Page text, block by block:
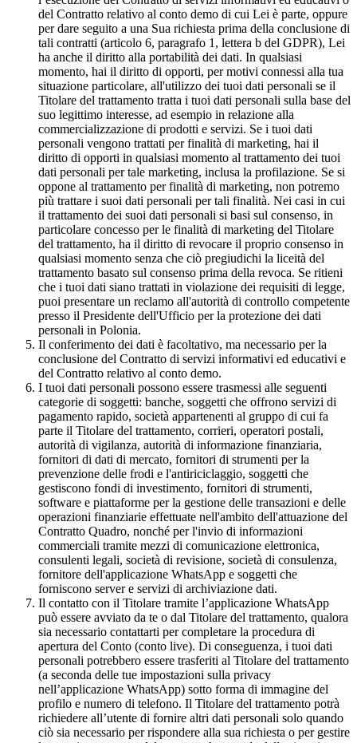
del Contratto relativo al conto demo di cui Lei è parte, oppure
per dare seguito a una Sua richiesta prima della conclusione di
tali contratti (articolo 6, paragrafo 1, lettera b del GDPR), Lei
ha anche il diritto alla portabilità dei dati. In qualsiasi
momento, hai il diritto di opporti, per motivi connessi alla tua
situazione particolare, all'utilizzo dei tuoi dati personali se il
Titolare del trattamento tratta i tuoi dati personali sulla base del
suo legittimo interesse, ad esempio in relazione alla
commercializzazione di prodotti e servizi. Se i tuoi dati
personali vengono trattati per finalità di marketing, hai il
diritto di opporti in qualsiasi momento al trattamento dei tuoi
dati personali per tale marketing, inclusa la profilazione. Se si
oppone al trattamento per finalità di marketing, non potremo
più trattare i suoi dati personali per tali finalità. Nei casi in cui
il trattamento dei suoi dati personali si basi sul consenso, in
particolare concesso per le finalità di marketing del Titolare
del trattamento, ha il diritto di revocare il proprio consenso in
qualsiasi momento senza che ciò pregiudichi la liceità del
trattamento basato sul consenso prima della revoca. Se ritieni
che i tuoi dati siano trattati in violazione dei requisiti di legge,
puoi presentare un reclamo all'autorità di controllo competente
presso il Presidente dell'Ufficio per la protezione dei dati
personali in Polonia.
Il conferimento dei dati è facoltativo, ma necessario per la
conclusione del Contratto di servizi informativi ed educativi e
del Contratto relativo al conto demo.
I tuoi dati personali possono essere trasmessi alle seguenti
categorie di soggetti: banche, soggetti che offrono servizi di
pagamento rapido, società appartenenti al gruppo di cui fa
parte il Titolare del trattamento, corrieri, operatori postali,
autorità di vigilanza, autorità di informazione finanziaria,
fornitori di dati di mercato, fornitori di strumenti per la
prevenzione delle frodi e l'antiriciclaggio, soggetti che
gestiscono fondi di investimento, fornitori di strumenti,
software e piattaforme per la gestione delle transazioni e delle
operazioni finanziarie effettuate nell'ambito dell'attuazione del
Contratto Quadro, nonché per l'invio di informazioni
commerciali tramite mezzi di comunicazione elettronica,
consulenti legali, società di revisione, società di consulenza,
fornitore dell'applicazione WhatsApp e soggetti che
forniscono server e servizi di archiviazione dati.
Il contatto con il Titolare tramite l’applicazione WhatsApp
può essere avviato da te o dal Titolare del trattamento, qualora
sia necessario contattarti per completare la procedura di
apertura del Conto (conto live). Di conseguenza, i tuoi dati
personali potrebbero essere trasferiti al Titolare del trattamento
(a seconda delle tue impostazioni sulla privacy
nell’applicazione WhatsApp) sotto forma di immagine del
profilo e numero di telefono. Il Titolare del trattamento potrà
richiedere all’utente di fornire altri dati personali solo quando
ciò sia necessario per rispondere alla sua richiesta o per gestire